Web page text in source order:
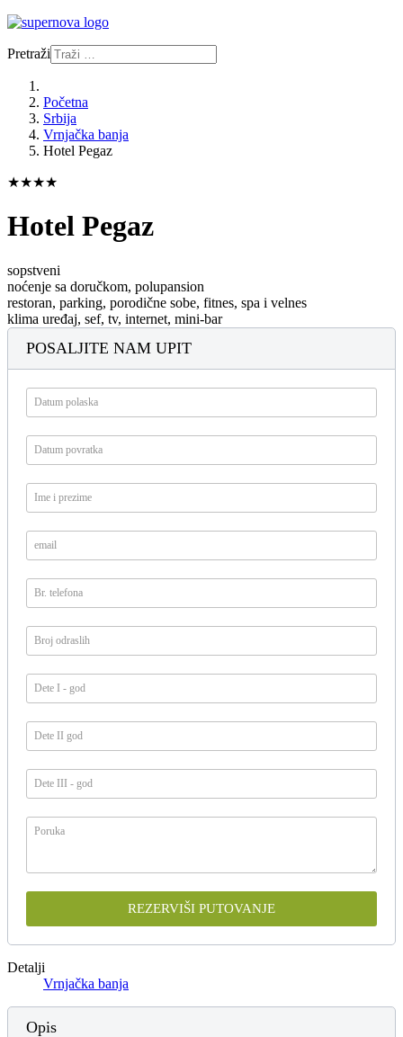
Pretraži
Početna
Srbija
Vrnjačka banja
Hotel Pegaz
★★★★
Hotel Pegaz
sopstveni
noćenje sa doručkom, polupansion
restoran, parking, porodične sobe, fitnes, spa i velnes
klima uređaj, sef, tv, internet, mini-bar
POSALJITE NAM UPIT
REZERVIŠI PUTOVANJE
Detalji
Vrnjačka banja
Opis